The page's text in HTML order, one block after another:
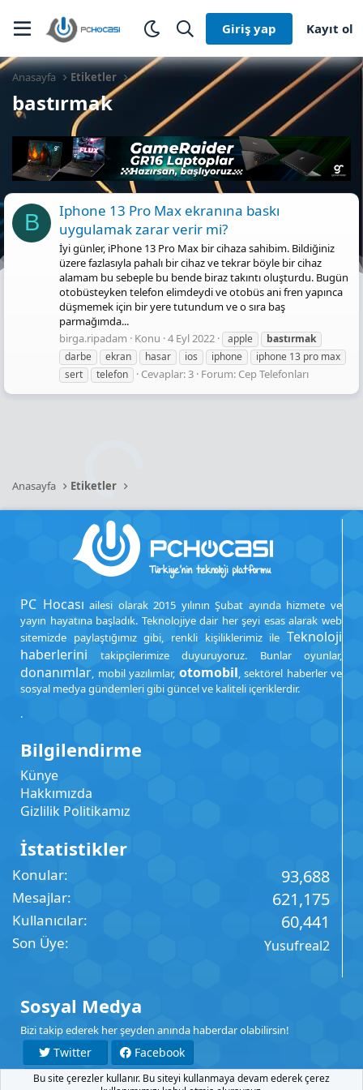
Giriş yap Kayıt ol
Anasayfa Etiketler
bastırmak
B
Iphone 13 Pro Max ekranına baskı
uygulamak zarar verir mi?
İyi günler, iPhone 13 Pro Max bir cihaza sahibim. Bildiğiniz
üzere fazlasıyla pahalı bir cihaz ve tekrar böyle bir cihaz
alamam bu sebeple bu bende biraz takıntı oluşturdu. Bugün
otobüsteyken telefon elimdeydi ve otobüs ani fren yapınca
düşmemek için bir yere tutundum ve o sıra baş
parmağımda...
birga.ripadam
Konu 4 Eyl 2022 apple
bastırmak
darbe
ekran hasar ios iphone
iphone 13 pro max
sert
telefon Cevaplar: 3 Forum: Cep Telefonları
Anasayfa Etiketler
PC Hocası ailesi olarak 2015 yılının Şubat ayında hizmete ve
yayın hayatına başladık. Teknolojiye dair her şeyi esas alarak web
sitemizde paylaştığımız gibi, renkli kişiliklerimiz ile Teknoloji
haberlerini takipçilerimize duyuruyoruz. Bunlar oyunlar,
donanımlar, mobil yazılımlar, otomobil, sektörel haberler ve
sosyal medya gündemleri gibi güncel ve kaliteli içeriklerdir.
.
Bilgilendirme
Künye
Hakkımızda
Gizlilik Politikamız
İstatistikler
Konular 93,688
Mesajlar 621,175
Kullanıcılar 60,441
Son Üye Yusufreal2
Sosyal Medya
Bizi takip ederek her şeyden anında haberdar olabilirsin!
Twitter
Facebook
YouTube
Instagram
Bu site çerezler kullanır. Bu siteyi kullanmaya devam ederek çerez